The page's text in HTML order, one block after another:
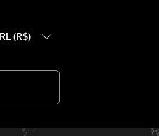
(R$)